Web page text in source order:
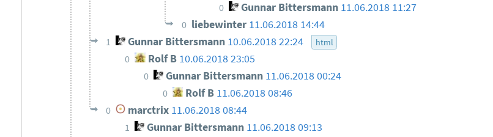
0 Gunnar Bittersmann 11.06.2018 11:27
0 liebewinter 11.06.2018 14:44
1 Gunnar Bittersmann 10.06.2018 22:24 html
0 Rolf B 10.06.2018 23:05
0 Gunnar Bittersmann 11.06.2018 00:24
0 Rolf B 11.06.2018 08:46
0 marctrix 11.06.2018 08:44
1 Gunnar Bittersmann 11.06.2018 09:13